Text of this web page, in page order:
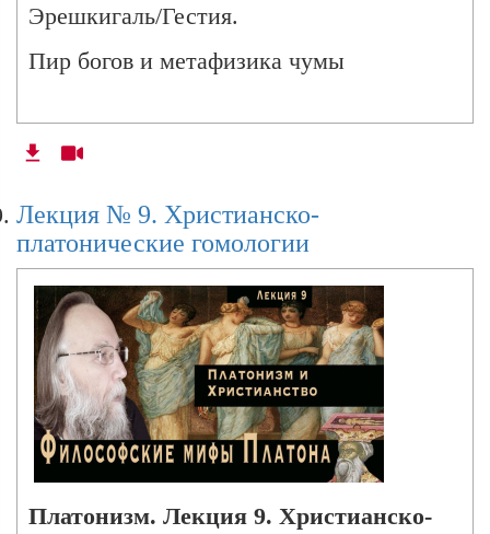
Эрешкигаль/Гестия.
Пир богов и метафизика чумы
Лекция № 9. Христианско-
платонические гомологии
Платонизм. Лекция 9. Христианско-